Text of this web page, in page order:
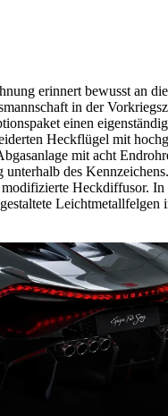
erinnert bewusst an
in der
einen
Heckflügel mit
mit acht
unterhalb des
Heckdiffusor. In